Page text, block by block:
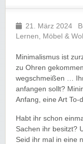
21. März 2024
Lernen
Möbel &
Minimalismus ist
zu Ohren
wegschmeißen …
anfangen sollt?
Anfang, eine Art To-
Habt ihr schon
Sachen ihr besitzt?
Seid ihr mal in eine